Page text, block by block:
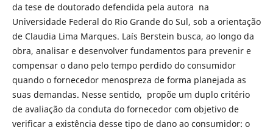
da tese de doutorado defendida pela autora na
Universidade Federal do Rio Grande do Sul, sob a orientação
de Claudia Lima Marques. Laís Berstein busca, ao longo da
obra, analisar e desenvolver fundamentos para prevenir e
compensar o dano pelo tempo perdido do consumidor
quando o fornecedor menospreza de forma planejada as
suas demandas. Nesse sentido, propõe um duplo critério
de avaliação da conduta do fornecedor com objetivo de
verificar a existência desse tipo de dano ao consumidor: o